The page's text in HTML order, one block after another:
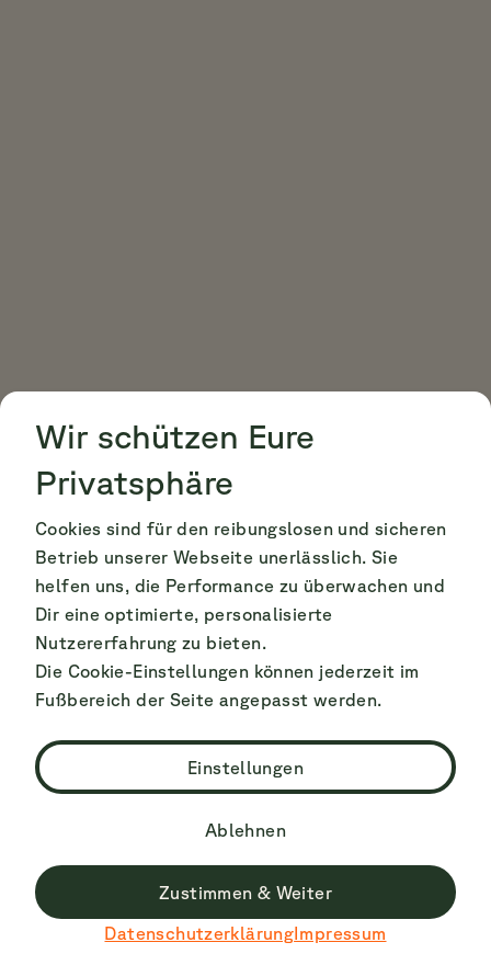
Wir schützen Eure
Privatsphäre
Cookies sind für den reibungslosen und sicheren
Betrieb unserer Webseite unerlässlich. Sie
helfen uns, die Performance zu überwachen und
Dir eine optimierte, personalisierte
Nutzererfahrung zu bieten.
Die Cookie-Einstellungen können jederzeit im
Fußbereich der Seite angepasst werden.
Einstellungen
Ablehnen
Zustimmen & Weiter
DatenschutzerklärungImpressum